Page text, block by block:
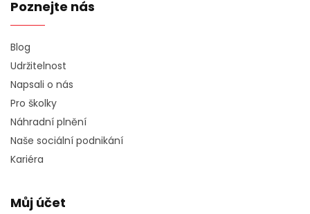
Poznejte nás
Blog
Udržitelnost
Napsali o nás
Pro školky
Náhradní plnění
Naše sociální podnikání
Kariéra
Můj účet